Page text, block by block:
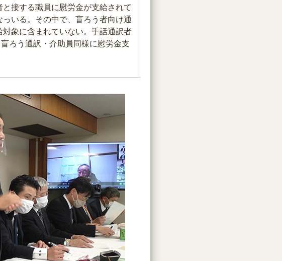
接する職員に慰労金が支給されて
いる。その中で、盲ろう者向け通
象に含まれていない。手話通訳者
ろう通訳・介助員同様に慰労金支